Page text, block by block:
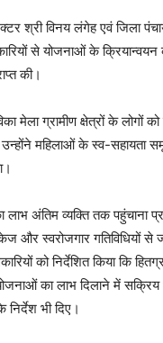
श्री विनय लंगेह एवं जिला
से योजनाओं के क्रियान्वयन
की।
मेला ग्रामीण क्षेत्रों के
महिलाओं के स्व-सहायता
अंतिम व्यक्ति तक पहुंचाना
और स्वरोजगार
को निर्देशित किया कि
का लाभ दिलाने में सक्रिय
भी दिए।